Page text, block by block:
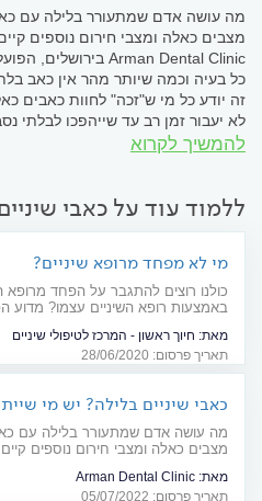
מה עושה אדם שמתעורר בלילה עם
מצבים כאלה ומצבי חירום נוספים
כל בעיה וכמה שיותר מהר אין כאב
זה יודע כל מי ש"זכה" לחוות כאבים
לא יעבור זמן רב עד שייהפכו לבלתי
להמשיך לקרוא
ללמוד עוד על כאבי
מי לא מפחד מרופא שיניים?
כולנו רוצים להתגבר על הפחד מרופא
באמצעות רופא השיניים עצמו? מדוע
טיפול שיניים בשלום
מאת: חיוך ראשון - המרכז לטיפולי שיניים
תאריך פרסום: 28/06/2020
כאבי שיניים בלילה? יש מי
מה עושה אדם שמתעורר בלילה עם
וכמה שיותר מהר
מאת: Arman Dental Clinic
תאריך פרסום: 05/07/2022